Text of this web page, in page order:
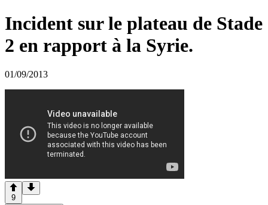
Incident sur le plateau de Stade
2 en rapport à la Syrie.
01/09/2013
9